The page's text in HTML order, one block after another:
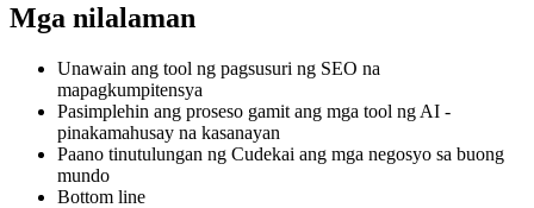
Mga nilalaman
Unawain ang tool ng pagsusuri ng SEO na
mapagkumpitensya
Pasimplehin ang proseso gamit ang mga tool ng AI -
pinakamahusay na kasanayan
Paano tinutulungan ng Cudekai ang mga negosyo sa buong
mundo
Bottom line